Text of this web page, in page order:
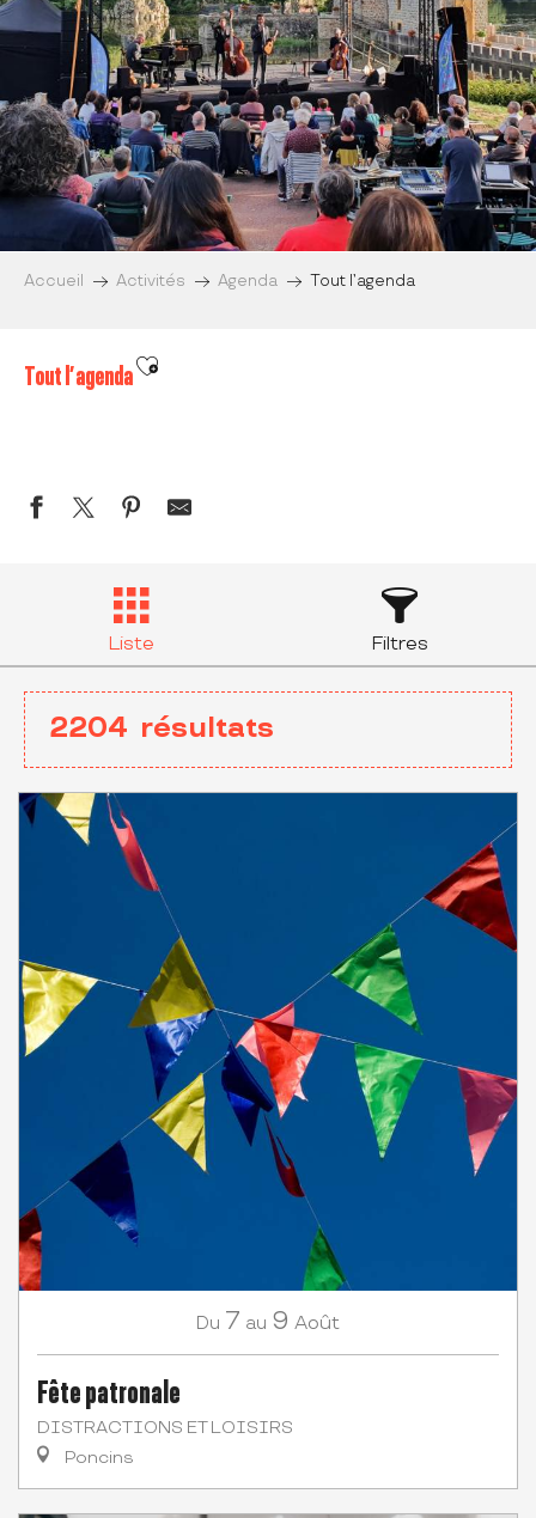
Accueil Activités Agenda Tout l’agenda
Tout l’agendaAjouter aux favoris
Liste Filtres
2204 résultats
Du 7 au 9 Août
Fête patronale
DISTRACTIONS ET LOISIRS
Poncins